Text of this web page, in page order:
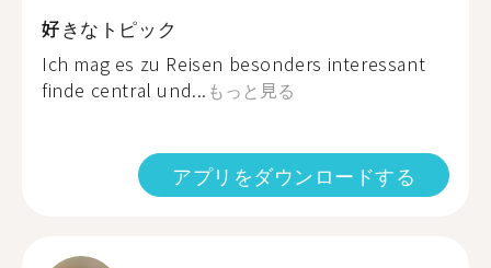
好きなトピック
Ich mag es zu Reisen besonders interessant
finde central und... もっと見る
アプリをダウンロードする